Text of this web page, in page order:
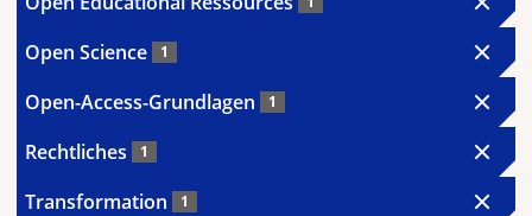
Open Science 1
Open-Access-Grundlagen 1
Rechtliches 1
Transformation 1